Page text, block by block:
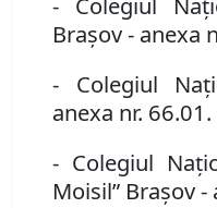
Braşov- anexa
- Colegiul
anexa nr.
- Colegiul
Moisil” Braşov-